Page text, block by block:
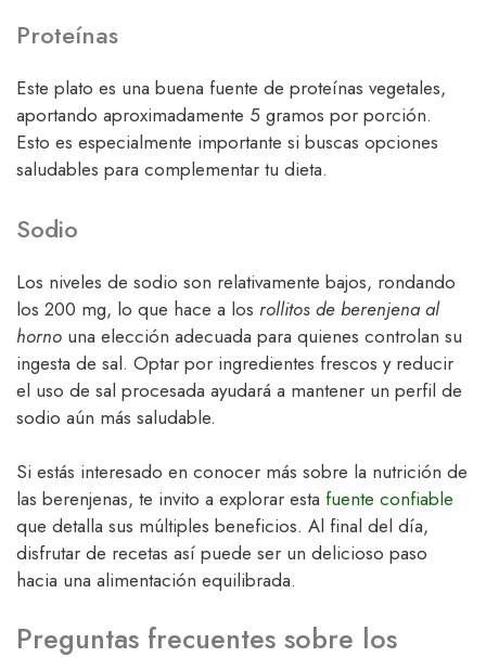
Proteínas
Este plato es una buena fuente de proteínas vegetales,
aportando aproximadamente 5 gramos por porción.
Esto es especialmente importante si buscas opciones
saludables para complementar tu dieta.
Sodio
Los niveles de sodio son relativamente bajos, rondando
los 200 mg, lo que hace a los rollitos de berenjena al
horno una elección adecuada para quienes controlan su
ingesta de sal. Optar por ingredientes frescos y reducir
el uso de sal procesada ayudará a mantener un perfil de
sodio aún más saludable.
Si estás interesado en conocer más sobre la nutrición de
las berenjenas, te invito a explorar esta fuente confiable
que detalla sus múltiples beneficios. Al final del día,
disfrutar de recetas así puede ser un delicioso paso
hacia una alimentación equilibrada.
Preguntas frecuentes sobre los